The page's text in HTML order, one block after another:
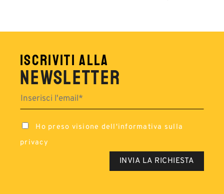
ISCRIVITI ALLA
NEWSLETTER
Ho preso visione dell'informativa sulla
privacy